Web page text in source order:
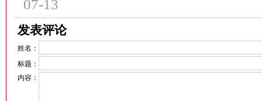
07-13
发表评论
姓名：
标题：
内容：